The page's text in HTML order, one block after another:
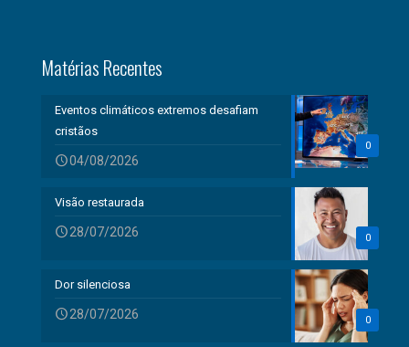
Matérias Recentes
0
Eventos climáticos extremos desafiam
cristãos
04/08/2026
0
Visão restaurada
28/07/2026
0
Dor silenciosa
28/07/2026